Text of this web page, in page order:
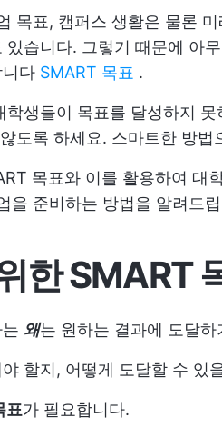
목표, 캠퍼스 생활은 물론
있습니다. 그렇기 때문에 아
다 SMART 목표 .
학생들이 목표를 달성하지
도록 하세요. 스마트한 방법
목표와 이를 활용하여 대
을 준비하는 방법을 알려드
한 SMART
왜는 원하는 결과에 도달
할지, 어떻게 도달할 수 있
표가 필요합니다.